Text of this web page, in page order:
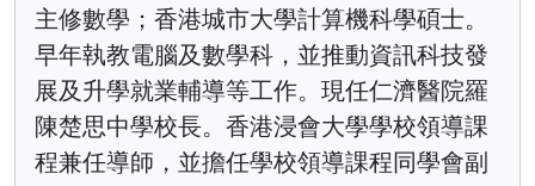
主修數學；香港城市大學計算機科學碩士。
早年執教電腦及數學科，並推動資訊科技發
展及升學就業輔導等工作。現任仁濟醫院羅
陳楚思中學校長。香港浸會大學學校領導課
程兼任導師，並擔任學校領導課程同學會副